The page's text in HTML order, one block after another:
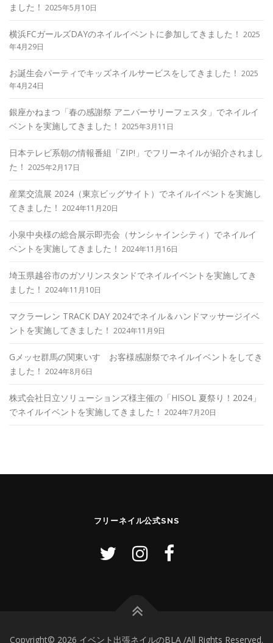
ました！ 2025年5月10日
横浜FCガールズDAYのネイルイベントに参加してきました！ 2025
年4月29日
お誕生会パーティでキッズネイルサービスをしてきました！ 2025
年4月24日
銀座かねまつ「春の感謝祭 アニバーサリーフェスタ」でネイルイ
ベントを実施してきました！ 2025年3月11日
日本テレビ系朝の情報番組「ZIP!」でフリーネイルが紹介されまし
た！ 2025年2月17日
産業交流展 2024（東京ビッグサイト）でネイルイベントを実施し
てきました！ 2024年11月20日
小泉中央様の総合展示即売会（サンシャインシティ）でネイルイ
ベントを実施してきました！ 2024年11月16日
埼玉県越谷市のガソリンスタンドでネイルイベントを実施してき
ました！ 2024年11月10日
マクラーレン TRACK DAY 2024でネイル＆ハンドマッサージイベ
ントを実施してきました！ 2024年11月9日
Gメッセ群馬の関東いすゞお客様感謝祭でネイルイベントをしてき
ました！ 2024年8月6日
株式会社日立ソリューションズ様主催の「HISOL 夏祭り！2024」
でネイルイベントを実施してきました！ 2024年7月20日
フリーネイル公式SNS
Copyright© 2026 イベント出張ネイルのBLA /All Rights Reserved.